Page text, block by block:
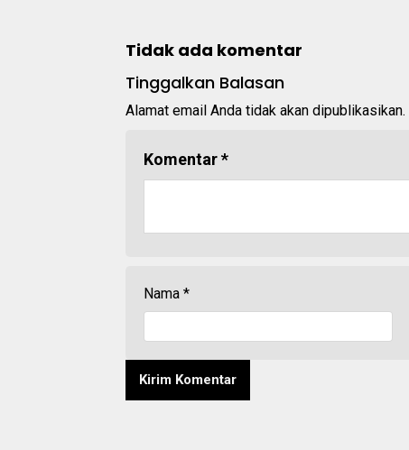
Tidak ada komentar
Tinggalkan Balasan
Alamat email Anda tidak akan dipublikasikan.
Komentar*
Nama *